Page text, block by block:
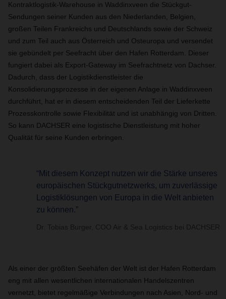
Kontraktlogistik-Warehouse in Waddinxveen die Stückgut-
Sendungen seiner Kunden aus den Niederlanden, Belgien,
großen Teilen Frankreichs und Deutschlands sowie der Schweiz
und zum Teil auch aus Österreich und Osteuropa und versendet
sie gebündelt per Seefracht über den Hafen Rotterdam. Dieser
fungiert dabei als Export-Gateway im Seefrachtnetz von Dachser.
Dadurch, dass der Logistikdienstleister die
Konsolidierungsprozesse in der eigenen Anlage in Waddinxveen
durchführt, hat er in diesem entscheidenden Teil der Lieferkette
Prozesskontrolle sowie Flexibilität und ist unabhängig von Dritten.
So kann DACHSER eine logistische Dienstleistung mit hoher
Qualität für seine Kunden erbringen.
“Mit diesem Konzept nutzen wir die Stärke unseres
europäischen Stückgutnetzwerks, um zuverlässige
Logistiklösungen von Europa in die Welt anbieten
zu können.”
Dr. Tobias Burger, COO Air & Sea Logistics bei DACHSER
Als einer der größten Seehäfen der Welt ist der Hafen Rotterdam
eng mit allen wesentlichen internationalen Handelszentren
vernetzt, bietet regelmäßige Verbindungen nach Asien, Nord- und